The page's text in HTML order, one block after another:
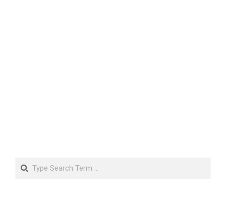
Search